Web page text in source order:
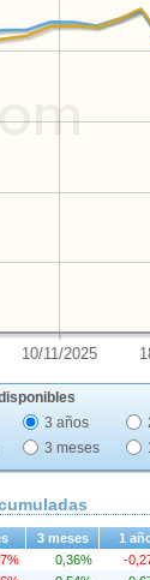
10/11/2025
3 años
3 meses
3 meses 1
0,36% -